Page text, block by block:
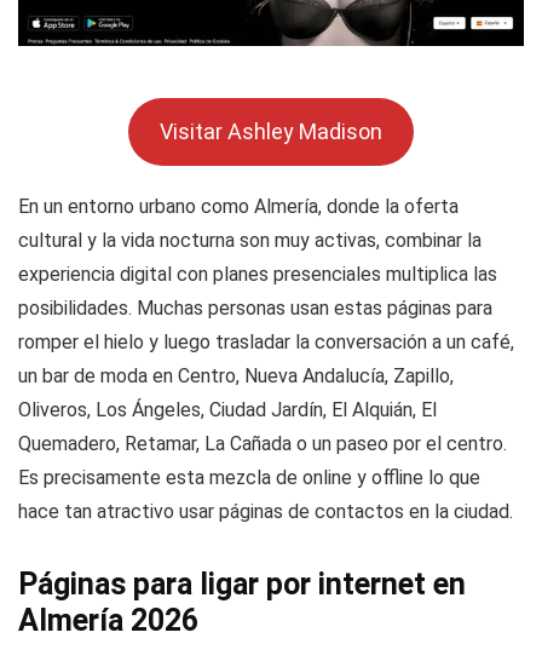
Visitar Ashley Madison
En un entorno urbano como Almería, donde la oferta
cultural y la vida nocturna son muy activas, combinar la
experiencia digital con planes presenciales multiplica las
posibilidades. Muchas personas usan estas páginas para
romper el hielo y luego trasladar la conversación a un café,
un bar de moda en Centro, Nueva Andalucía, Zapillo,
Oliveros, Los Ángeles, Ciudad Jardín, El Alquián, El
Quemadero, Retamar, La Cañada o un paseo por el centro.
Es precisamente esta mezcla de online y offline lo que
hace tan atractivo usar páginas de contactos en la ciudad.
Páginas para ligar por internet en
Almería 2026